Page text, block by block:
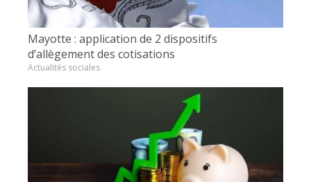
Mayotte : application de 2 dispositifs
d’allègement des cotisations
Actualités sociales